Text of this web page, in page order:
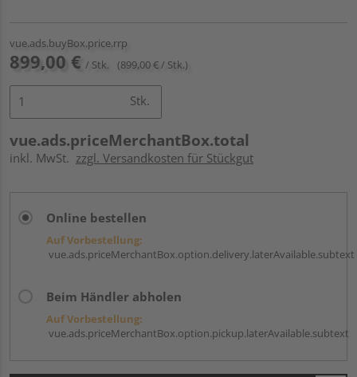
vue.ads.buyBox.price.rrp
899,00 € / Stk. (899,00 € / Stk.)
Stk.
vue.ads.priceMerchantBox.total
inkl. MwSt. zzgl. Versandkosten für Stückgut
Online bestellen
Auf Vorbestellung:
vue.ads.priceMerchantBox.option.delivery.laterAvailable.subtext
Beim Händler abholen
Auf Vorbestellung:
vue.ads.priceMerchantBox.option.pickup.laterAvailable.subtext